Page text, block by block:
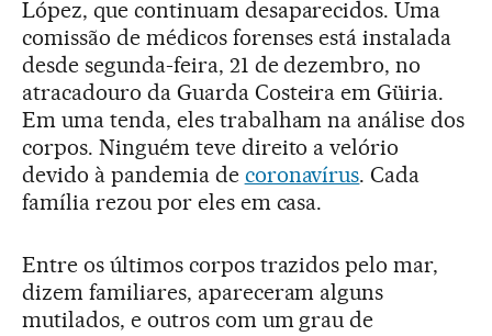
López, que continuam desaparecidos. Uma
comissão de médicos forenses está instalada
desde segunda-feira, 21 de dezembro, no
atracadouro da Guarda Costeira em Güiria.
Em uma tenda, eles trabalham na análise dos
corpos. Ninguém teve direito a velório
devido à pandemia de coronavírus. Cada
família rezou por eles em casa.
Entre os últimos corpos trazidos pelo mar,
dizem familiares, apareceram alguns
mutilados, e outros com um grau de